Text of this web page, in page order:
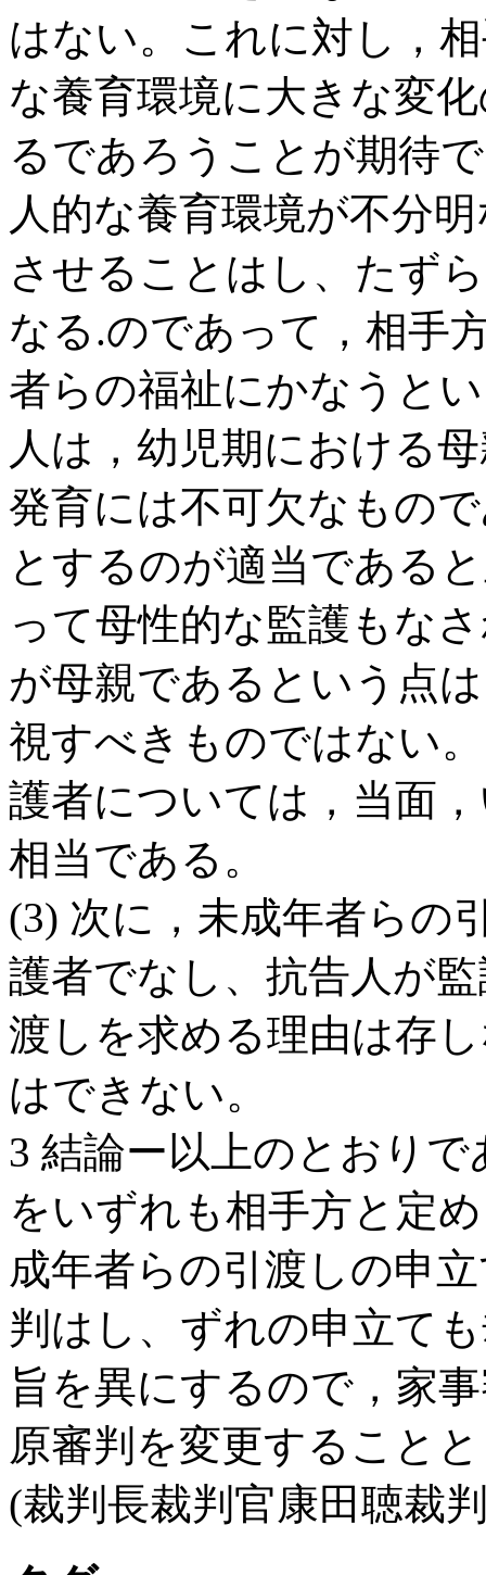
はない。これに対し，
な養育環境に大きな変
るであろうことが期待
人的な養育環境が不分
させることはし、たず
なる.のであって，相手
者らの福祉にかなうと
人は，幼児期における
発育には不可欠なもの
とするのが適当である
って母性的な監護もな
が母親であるという点
視すべきものではない
護者については，当面
相当である。
(3) 次に，未成年者らの
護者でなし、抗告人が
渡しを求める理由は存
はできない。
3 結論ー以上のとおり
をいずれも相手方と定
成年者らの引渡しの申
判はし、ずれの申立て
旨を異にするので，家
原審判を変更すること
(裁判長裁判官康田聴裁